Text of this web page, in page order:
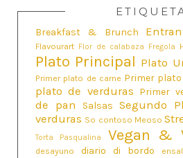
Breakfast & Brunch
Flavourart Flor de calabaza Fregola
Plato Principal Plato
Primer plato de carne Primer
plato de verduras Primer
de pan
Salsas Segundo
verduras So contoso Meoso
Torta Pasqualina Vegan &
desayuno diario di bordo